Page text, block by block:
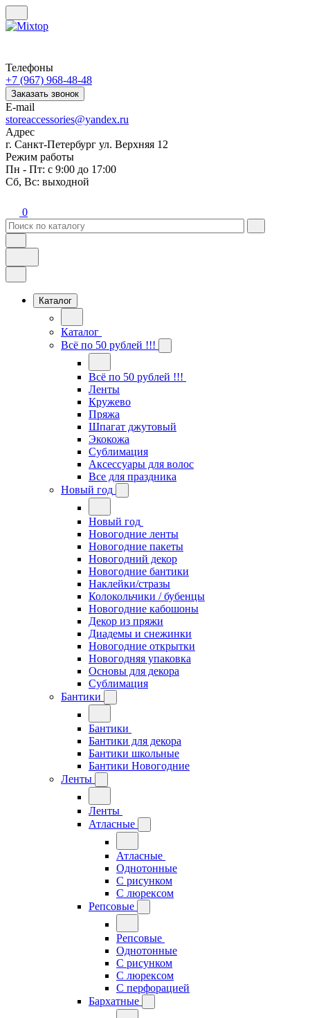
Телефоны
+7 (967) 968-48-48
Заказать звонок
E-mail
storeaccessories@yandex.ru
Адрес
г. Санкт-Петербург ул. Верхняя 12
Режим работы
Пн - Пт: с 9:00 до 17:00
Сб, Вс: выходной
0
Каталог
Каталог
Всё по 50 рублей !!!
Всё по 50 рублей !!!
Ленты
Кружево
Пряжа
Шпагат джутовый
Экокожа
Сублимация
Аксессуары для волос
Все для праздника
Новый год
Новый год
Новогодние ленты
Новогодние пакеты
Новогодний декор
Новогодние бантики
Наклейки/стразы
Колокольчики / бубенцы
Новогодние кабошоны
Декор из пряжи
Диадемы и снежинки
Новогодние открытки
Новогодняя упаковка
Основы для декора
Сублимация
Бантики
Бантики
Бантики для декора
Бантики школьные
Бантики Новогодние
Ленты
Ленты
Атласные
Атласные
Однотонные
С рисунком
С люрексом
Репсовые
Репсовые
Однотонные
С рисунком
С люрексом
С перфорацией
Бархатные